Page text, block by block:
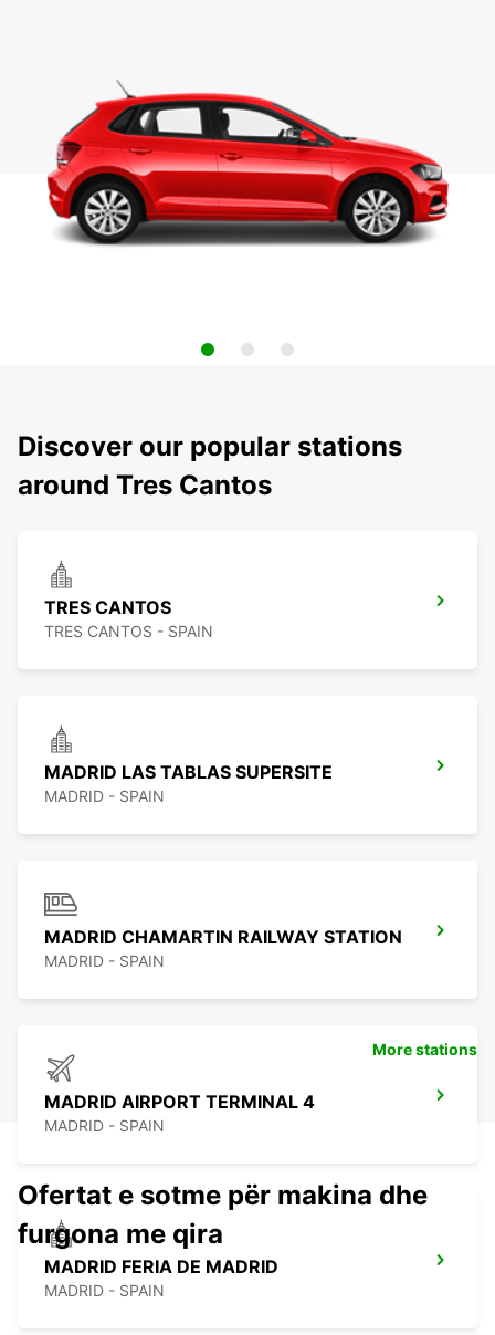
Discover our popular stations
around Tres Cantos
TRES CANTOS
TRES CANTOS - SPAIN
MADRID LAS TABLAS SUPERSITE
MADRID - SPAIN
MADRID CHAMARTIN RAILWAY STATION
MADRID - SPAIN
MADRID AIRPORT TERMINAL 4
MADRID - SPAIN
MADRID FERIA DE MADRID
MADRID - SPAIN
More stations
Ofertat e sotme për makina dhe
furgona me qira